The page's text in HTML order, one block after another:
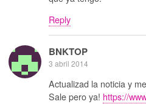
Reply
BNKTOP
3 abril 2014
Actualizad la noticia y
Sale pero ya! https://